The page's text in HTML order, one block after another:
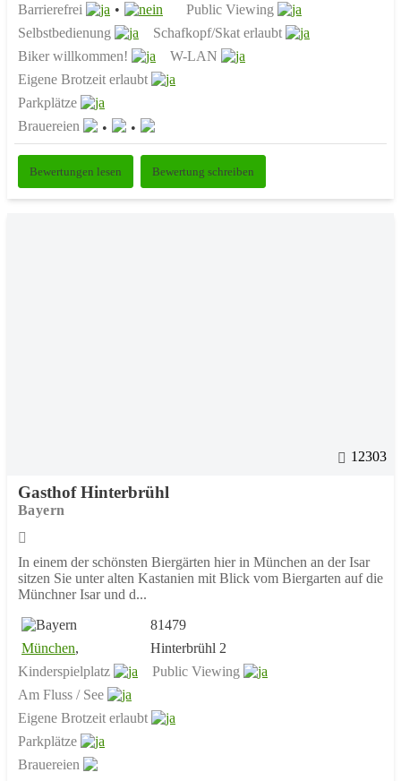
Barrierefrei
Public Viewing
Selbstbedienung
Schafkopf/Skat erlaubt
Biker willkommen!
W-LAN
Eigene Brotzeit erlaubt
Parkplätze
Brauereien
Bewertungen lesen Bewertung schreiben
12303
Gasthof Hinterbrühl
Bayern
In einem der schönsten Biergärten hier in München an der Isar
sitzen Sie unter alten Kastanien mit Blick vom Biergarten auf die
Münchner Isar und d...
81479
München,
Hinterbrühl 2
Kinderspielplatz
Public Viewing
Am Fluss / See
Eigene Brotzeit erlaubt
Parkplätze
Brauereien